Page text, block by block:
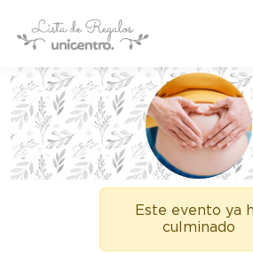
Este evento ya
culminado